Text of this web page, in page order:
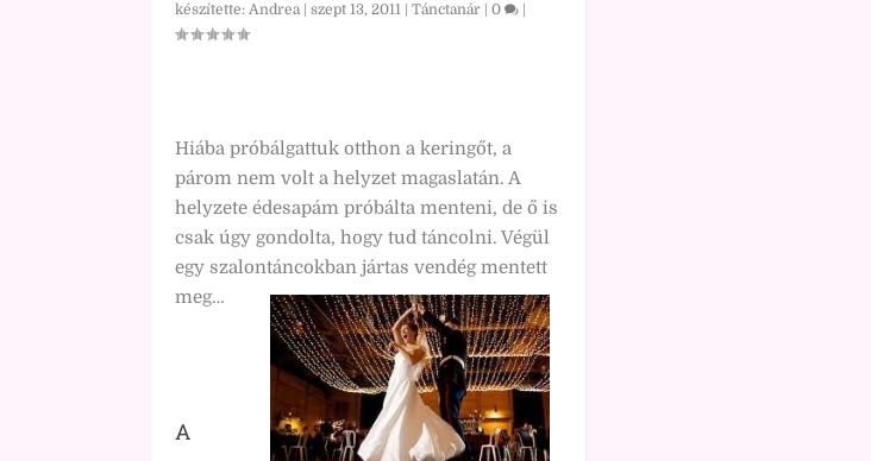
készítette: Andrea| szept 13, 2011| Tánctanár| 0 |
Hiába próbálgattuk otthon a keringőt, a
párom nem volt a helyzet magaslatán. A
helyzete édesapám próbálta menteni, de ő is
csak úgy gondolta, hogy tud táncolni. Végül
egy szalontáncokban jártas vendég mentett
meg…
A